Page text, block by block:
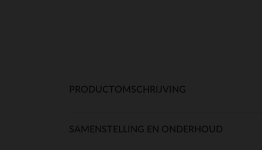
PRODUCTOMSCHRIJVING
SAMENSTELLING EN ONDERHOUD